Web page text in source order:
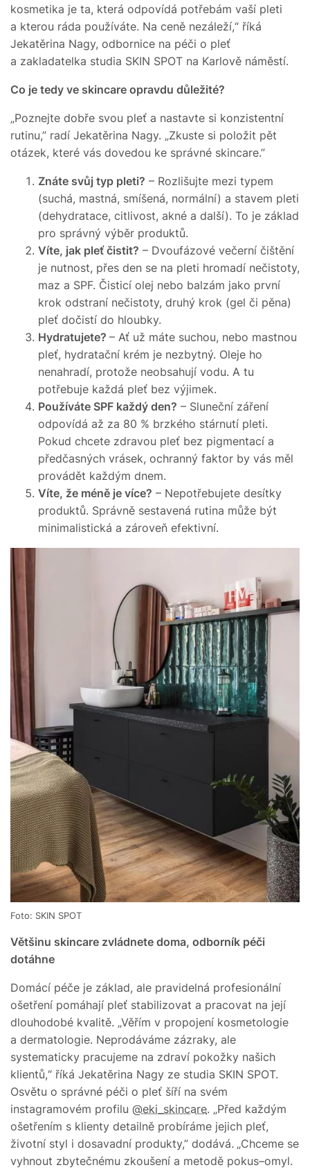
kosmetika je ta, která odpovídá potřebám vaší pleti
a kterou ráda používáte. Na ceně nezáleží,“ říká
Jekatěrina Nagy, odbornice na péči o pleť
a zakladatelka studia SKIN SPOT na Karlově náměstí.
Co je tedy ve skincare opravdu důležité?
„Poznejte dobře svou pleť a nastavte si konzistentní
rutinu,” radí Jekatěrina Nagy. „Zkuste si položit pět
otázek, které vás dovedou ke správné skincare.”
Znáte svůj typ pleti? – Rozlišujte mezi typem
(suchá, mastná, smíšená, normální) a stavem pleti
(dehydratace, citlivost, akné a další). To je základ
pro správný výběr produktů.
Víte, jak pleť čistit? – Dvoufázové večerní čištění
je nutnost, přes den se na pleti hromadí nečistoty,
maz a SPF. Čisticí olej nebo balzám jako první
krok odstraní nečistoty, druhý krok (gel či pěna)
pleť dočistí do hloubky.
Hydratujete? – Ať už máte suchou, nebo mastnou
pleť, hydratační krém je nezbytný. Oleje ho
nenahradí, protože neobsahují vodu. A tu
potřebuje každá pleť bez výjimek.
Používáte SPF každý den? – Sluneční záření
odpovídá až za 80 % brzkého stárnutí pleti.
Pokud chcete zdravou pleť bez pigmentací a
předčasných vrásek, ochranný faktor by vás měl
provádět každým dnem.
Víte, že méně je více? – Nepotřebujete desítky
produktů. Správně sestavená rutina může být
minimalistická a zároveň efektivní.
Foto: SKIN SPOT
Většinu skincare zvládnete doma, odborník péči
dotáhne
Domácí péče je základ, ale pravidelná profesionální
ošetření pomáhají pleť stabilizovat a pracovat na její
dlouhodobé kvalitě. „Věřím v propojení kosmetologie
a dermatologie. Neprodáváme zázraky, ale
systematicky pracujeme na zdraví pokožky našich
klientů,“ říká Jekatěrina Nagy ze studia SKIN SPOT.
Osvětu o správné péči o pleť šíří na svém
instagramovém profilu @eki_skincare. „Před každým
ošetřením s klienty detailně probíráme jejich pleť,
životní styl i dosavadní produkty,” dodává. „Chceme se
vyhnout zbytečnému zkoušení a metodě pokus–omyl.